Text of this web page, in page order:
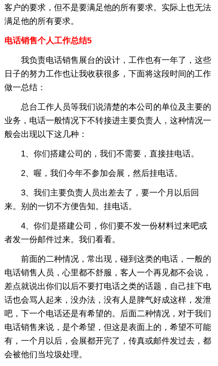
客户的要求，但不是要满足他的所有要求。实际上也无法
满足他的所有要求。
电话销售个人工作总结5
我负责电话销售展台的设计，工作也有一年了，这些
日子的努力工作也让我收获很多，下面将这段时间的工作
做一总结：
总台工作人员等我们说清楚的本公司的单位及主要的
业务，电话一般情况下不转接进主要负责人，这种情况一
般会出现以下这几种：
1、你们搭建公司的，我们不需要，直接挂电话。
2、喔，我们今年不参加会展，然后挂电话。
3、我们主要负责人员出差去了，要一个月以后回
来。别的一切不方便告知。挂电话。
4、你们是搭建公司，你们要不发一份材料过来吧或
者发一份邮件过来。我们看看。
前面的二种情况，常出现，碰到这类的电话，一般的
电话销售人员，心里都不舒服，客人一个再见都不会说，
差点就说出你们以后不要打电话之类的话题，自己挂下电
话也会骂人起来，没办法，没有人是脾气好成这样，发泄
吧，下一个电话还是有希望的。后面二种情况，对于我们
电话销售来说，是个希望，但这是表面上的，希望不可能
有，一个月以后，会展都开完了，传真或邮件发过去，都
会被他们当垃圾处理。